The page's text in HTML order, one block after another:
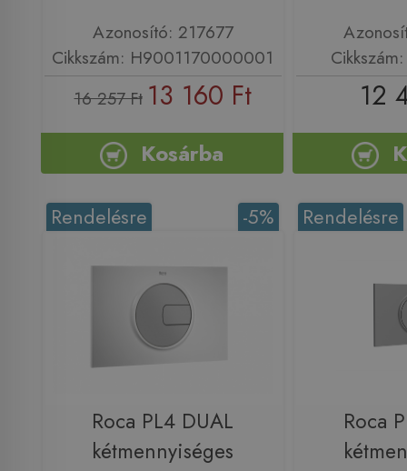
Azonosító: 217677
Cikkszám: H9001170000001
16 257 Ft 13 160 Ft
Kosárba
12
-5%
Rendelésre
Roca PL4 DUAL
kétmennyiséges
Rendelésre
Roca